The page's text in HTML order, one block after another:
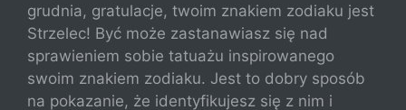
grudnia, gratulacje, twoim znakiem zodiaku jest
Strzelec! Być może zastanawiasz się nad
sprawieniem sobie tatuażu inspirowanego
swoim znakiem zodiaku. Jest to dobry sposób
na pokazanie, że identyfikujesz się z nim i